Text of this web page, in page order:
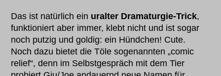
Das ist natürlich ein uralter Dramaturgie-Trick,
funktioniert aber immer, klebt nicht und ist sogar
noch putzig und goldig: ein Hündchen! Cute.
Noch dazu bietet die Töle sogenannten „comic
relief“, denn im Selbstgespräch mit dem Tier